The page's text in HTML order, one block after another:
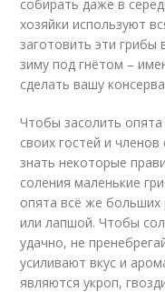
собирать даже в
хозяйки используют
заготовить эти грибы
зиму под гнётом –
сделать вашу
Чтобы засолить
своих гостей и
знать некоторые
соления маленькие
опята всё же больших
или лапшой. Чтобы
удачно, не
усиливают вкус и
являются укроп,